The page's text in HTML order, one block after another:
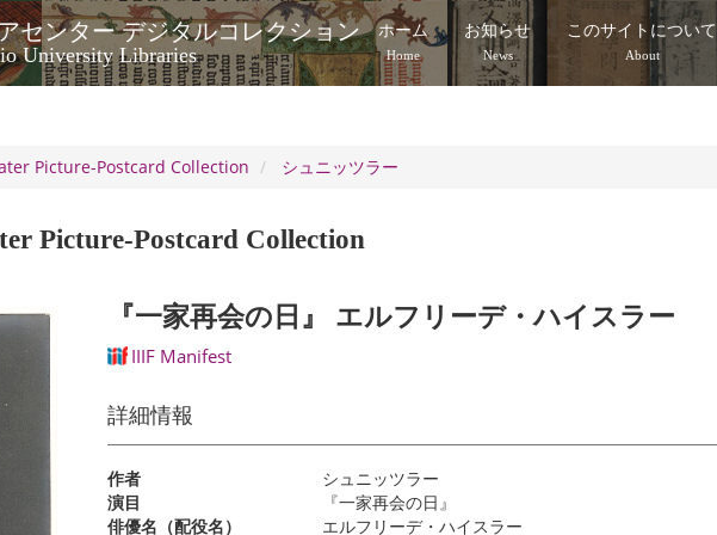
センター デジタルコレクション
University Libraries
ホーム
Home
お知らせ
News
このサイトについて
About
Picture-Postcard Collection シュニッツラー
Picture-Postcard Collection
『一家再会の日』 エルフリーデ・ハイスラー
IIIF Manifest
詳細情報
作者
シュニッツラー
演目
『一家再会の日』
俳優名（配役名）
エルフリーデ・ハイスラー